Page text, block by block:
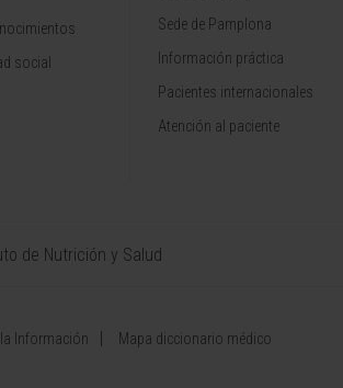
social
Sede de Pamplona
Información práctica
Pacientes internacionales
Atención al paciente
de Nutrición y Salud
Información Mapa diccionario médico